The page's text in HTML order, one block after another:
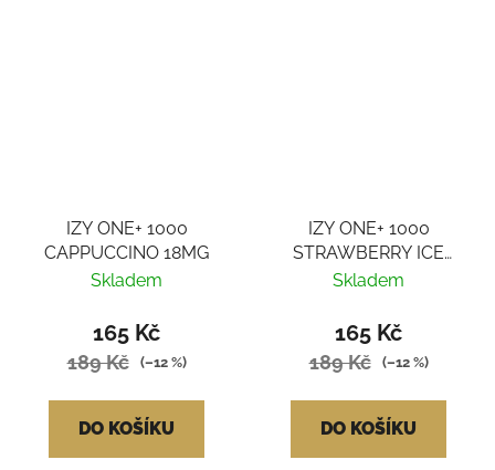
IZY ONE+ 1000
CAPPUCCINO 18MG
Skladem
165 Kč
189 Kč (–12 %)
DO KOŠÍKU
IZY ONE+ 1000
STRAWBERRY ICE
18MG
Skladem
165 Kč
189 Kč (–12 %)
DO KOŠÍKU